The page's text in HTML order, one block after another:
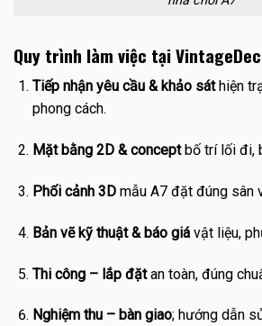
Quy trình làm việc tại
Tiếp nhận yêu cầu & khảo sáthiện
phong cách.
Mặt bằng 2D & conceptbố trí lối đi,
Phối cảnh 3Dmẫu A7 đặt đúng sân
Bản vẽ kỹ thuật & báo giávật liệu,
Thi công – lắp đặtan toàn, đúng
Nghiệm thu – bàn giao; hướng dẫn